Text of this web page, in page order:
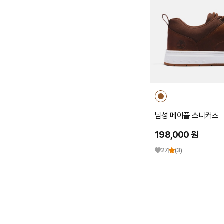
남성 메이플 스니커즈
198,000 원
27 (3)